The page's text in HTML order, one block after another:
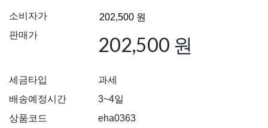
소비자가
판매가
202,500 원
세금타입
과세
배송예정시간
3~4일
상품코드
eha0363